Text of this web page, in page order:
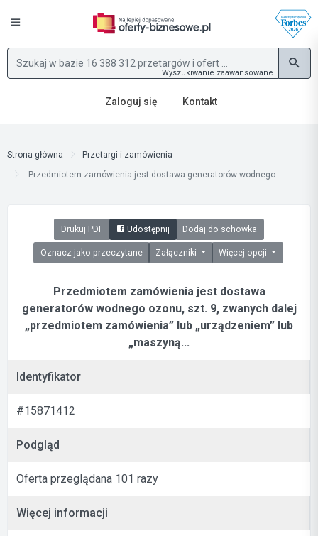
Wyszukiwanie zaawansowane
Zaloguj się Kontakt
Strona główna
Przetargi i zamówienia
Przedmiotem zamówienia jest dostawa generatorów wodnego...
Drukuj PDF Udostępnij Dodaj do schowka
Oznacz jako przeczytane Załączniki Więcej opcji
Przedmiotem zamówienia jest dostawa
generatorów wodnego ozonu, szt. 9, zwanych dalej
„przedmiotem zamówienia” lub „urządzeniem” lub
„maszyną...
Identyfikator
#15871412
Podgląd
Oferta przeglądana 101 razy
Więcej informacji